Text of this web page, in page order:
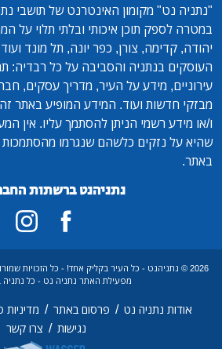
"נתניה נט" מקומון האינטרנט של תושבי
במטרה לספק תוכן איכותי ובלתי תלוי על
יהודה, קדימה, צורן, כפר יונה, תל מונד
העוסקים בנתניה והסביבה על כל רבדיה:
עירוניים, מידע על העיר, מדריך עסקים,
מבזקי חדשות ועוד. המידע המופיע באתר
ו/או מידע רשמי הניתן להסתמך עליו. אין
שהיא על נזקים כלשהם שנגרמו
באתר.
נתניהנט ברשתות
2026 © נתניהנט - כל העיר בקליק אחד! - כל הזכויות
מפעילת האתר נתניה נט - כל נתניה
אודות נתניה נט / פרסום באתר / מדיניות
נגישות / צרו קשר